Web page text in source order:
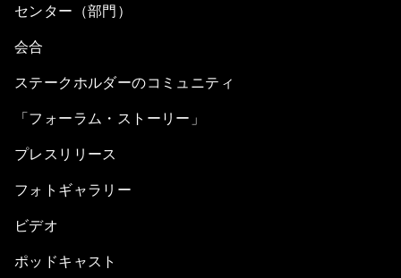
センター（部門）
会合
ステークホルダーのコミュニティ
「フォーラム・ストーリー」
プレスリリース
フォトギャラリー
ビデオ
ポッドキャスト